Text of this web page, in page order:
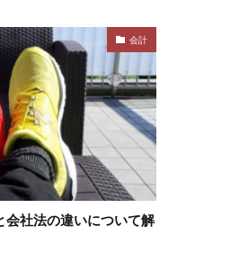
会計
会社法の違いについて解